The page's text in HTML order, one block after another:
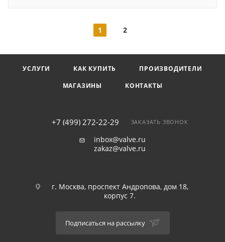
1 2
УСЛУГИ КАК КУПИТЬ
ПРОИЗВОДИТЕЛИ
МАГАЗИНЫ
КОНТАКТЫ
+7 (499) 272-22-29 ЗАКАЗАТЬ ЗВОНОК
inbox@valve.ru
zakaz@valve.ru
г. Москва, проспект Андропова, дом 18,
корпус 7.
Подписаться на рассылку